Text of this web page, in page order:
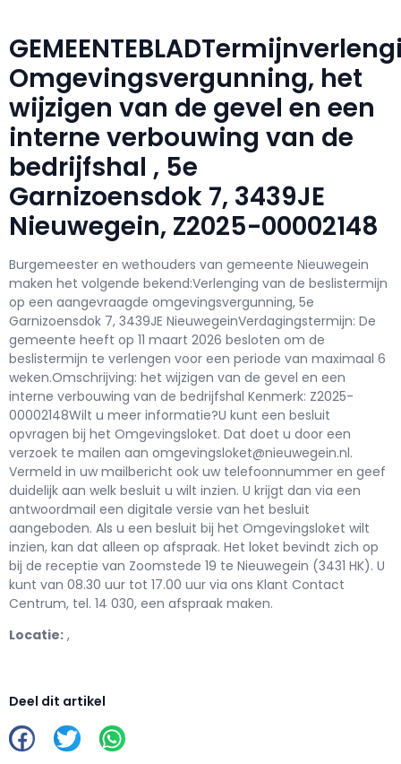
Omgevingsvergunning, het
wijzigen van de gevel en een
interne verbouwing van de
bedrijfshal , 5e
Garnizoensdok 7, 3439JE
Nieuwegein, Z2025-00002148
Burgemeester en wethouders van gemeente Nieuwegein
maken het volgende bekend:Verlenging van de beslistermijn
op een aangevraagde omgevingsvergunning, 5e
Garnizoensdok 7, 3439JE NieuwegeinVerdagingstermijn: De
gemeente heeft op 11 maart 2026 besloten om de
beslistermijn te verlengen voor een periode van maximaal 6
weken.Omschrijving: het wijzigen van de gevel en een
interne verbouwing van de bedrijfshal Kenmerk: Z2025-
00002148Wilt u meer informatie?U kunt een besluit
opvragen bij het Omgevingsloket. Dat doet u door een
verzoek te mailen aan omgevingsloket@nieuwegein.nl.
Vermeld in uw mailbericht ook uw telefoonnummer en geef
duidelijk aan welk besluit u wilt inzien. U krijgt dan via een
antwoordmail een digitale versie van het besluit
aangeboden. Als u een besluit bij het Omgevingsloket wilt
inzien, kan dat alleen op afspraak. Het loket bevindt zich op
bij de receptie van Zoomstede 19 te Nieuwegein (3431 HK). U
kunt van 08.30 uur tot 17.00 uur via ons Klant Contact
Centrum, tel. 14 030, een afspraak maken.
Locatie: ,
Deel dit artikel